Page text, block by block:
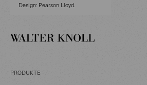
Design: Pearson Lloyd.
PRODUKTE